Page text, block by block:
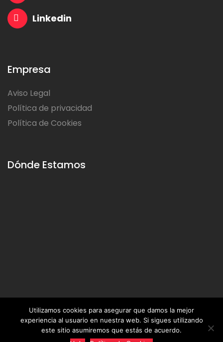
Linkedin
Empresa
Aviso Legal
Política de privacidad
Política de Cookies
Dónde Estamos
2019 © C, Soluciones Empresariales del Valle del Ebro S.L.U. -
Utilizamos cookies para asegurar que damos la mejor
experiencia al usuario en nuestra web. Si sigues utilizando
este sitio asumiremos que estás de acuerdo.